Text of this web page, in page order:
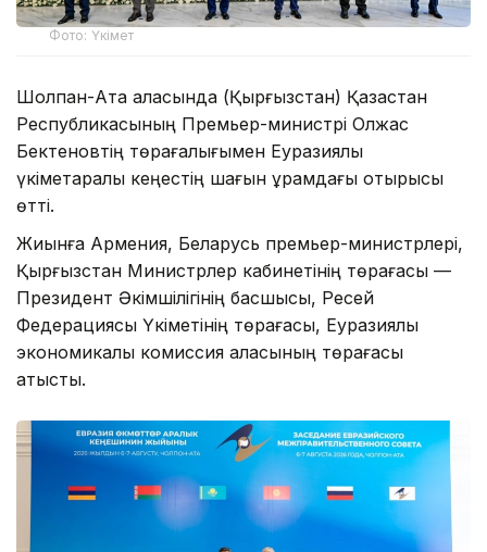
Фото: Үкімет
Шолпан-Ата қаласында (Қырғызстан) Қазақстан
Республикасының Премьер-министрі Олжас
Бектеновтің төрағалығымен Еуразиялық
үкіметаралық кеңестің шағын құрамдағы отырысы
өтті.
Жиынға Армения, Беларусь премьер-министрлері,
Қырғызстан Министрлер кабинетінің төрағасы —
Президент Әкімшілігінің басшысы, Ресей
Федерациясы Үкіметінің төрағасы, Еуразиялық
экономикалық комиссия алқасының төрағасы
қатысты.